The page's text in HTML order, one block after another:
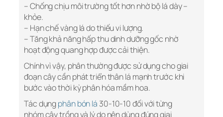
– Chống chịu môi trường tốt hơn nhờ bộ lá dày –
khỏe.
– Hạn chế vàng lá do thiếu vi lượng.
– Tăng khả năng hấp thu dinh dưỡng gốc nhờ
hoạt động quang hợp được cải thiện.
Chính vì vậy, phân thường được sử dụng cho giai
đoạn cây cần phát triển thân lá mạnh trước khi
bước vào thời kỳ phân hóa mầm hoa.
Tác dụngphân bón lá 30-10-10 đối với từng
nhóm cây trồng và lý do nên dùng đúng giai